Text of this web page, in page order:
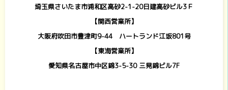
埼玉県さいたま市浦和区高砂2-1-20日建高砂ビル3Ｆ
【関西営業所】
大阪府吹田市豊津町9-44 ハートランド江坂801号
【東海営業所】
愛知県名古屋市中区錦3-5-30 三晃錦ビル7F